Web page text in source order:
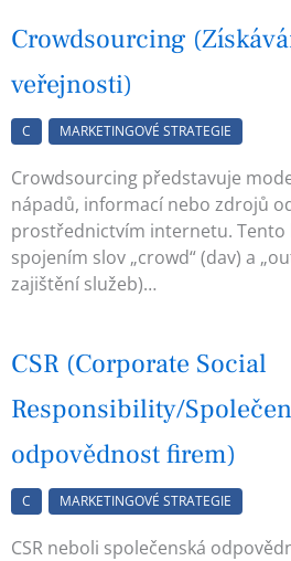
Crowdsourcing
veřejnosti)
C MARKETINGOVÉ STRATEGIE
Crowdsourcing představuje
nápadů, informací nebo zdrojů
prostřednictvím internetu. Tento
spojením slov „crowd“ (dav) a
zajištění služeb)…
CSR (Corporate Social
Responsibility/
odpovědnost firem)
C MARKETINGOVÉ STRATEGIE
CSR neboli společenská